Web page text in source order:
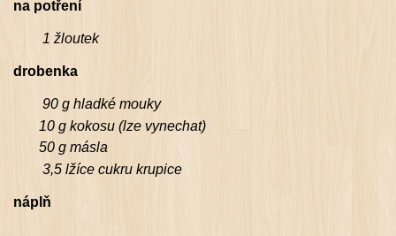
na potření
1 žloutek
drobenka
90 g hladké mouky
10 g kokosu (lze vynechat)
50 g másla
3,5 lžíce cukru krupice
náplň